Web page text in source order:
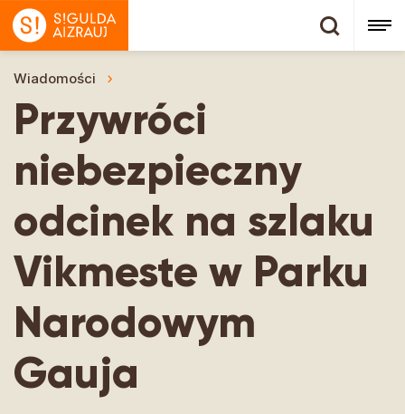
Wiadomości
Przywróci
niebezpieczny
odcinek na szlaku
Vikmeste w Parku
Narodowym
Gauja